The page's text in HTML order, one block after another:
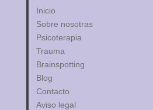
Inicio
Sobre nosotras
Psicoterapia
Trauma
Brainspotting
Blog
Contacto
Aviso legal